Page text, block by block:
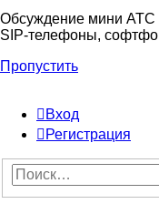
Обсуждение мини АТС
SIP-телефоны,
Пропустить
Вход
Регистрация